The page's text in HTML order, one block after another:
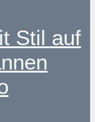
Stil auf